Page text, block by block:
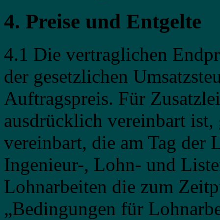
4. Preise und Entgelte
4.1 Die vertraglichen
der gesetzlichen
Auftragspreis. Für
ausdrücklich vereinbart ist,
vereinbart, die am Tag der
Ingenieur-, Lohn- und
Lohnarbeiten die zum
„Bedingungen für